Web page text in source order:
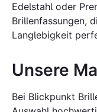
Edelstahl oder
Brillenfassungen,
Langlebigkeit
Unsere
Bei Blickpunkt